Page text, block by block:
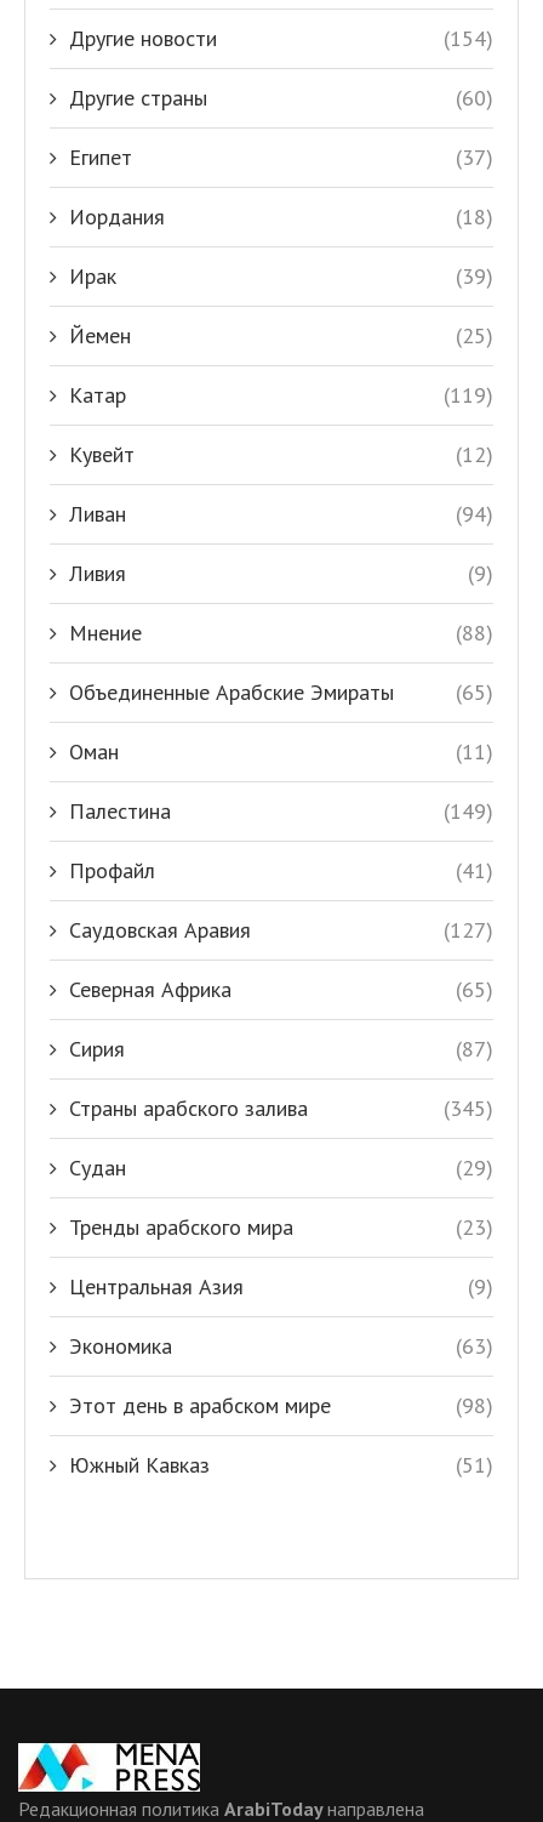
Другие новости (154)
Другие страны (60)
Египет (37)
Иордания (18)
Ирак (39)
Йемен (25)
Катар (119)
Кувейт (12)
Ливан (94)
Ливия (9)
Мнение (88)
Объединенные Арабские Эмираты (65)
Оман (11)
Палестина (149)
Профайл (41)
Саудовская Аравия (127)
Северная Африка (65)
Сирия (87)
Страны арабского залива (345)
Судан (29)
Тренды арабского мира (23)
Центральная Азия (9)
Экономика (63)
Этот день в арабском мире (98)
Южный Кавказ (51)
Редакционная политика ArabiTodayнаправлена